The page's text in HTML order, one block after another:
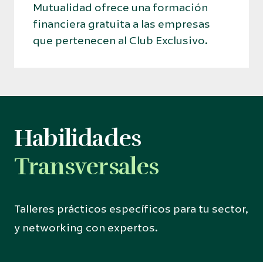
Mutualidad ofrece una formación
financiera gratuita a las empresas
que pertenecen al Club Exclusivo.
Habilidades
Transversales
Talleres prácticos específicos para tu sector,
y networking con expertos.